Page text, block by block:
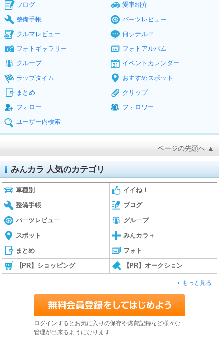
ブログ
愛車紹介
整備手帳
パーツレビュー
クルマレビュー
何シテル？
フォトギャラリー
フォトアルバム
グループ
イベントカレンダー
ラップタイム
おすすめスポット
まとめ
クリップ
フォロー
フォロワー
ユーザー内検索
ページの先頭へ ▲
みんカラ 人気のカテゴリ
車種別 イイね！
整備手帳 ブログ
パーツレビュー グループ
スポット みんカラ＋
まとめ フォト
【PR】ショッピング 【PR】オークション
もっと見る
ログインするとお気に入りの保存や燃費記録など様々な
管理が出来るようになります